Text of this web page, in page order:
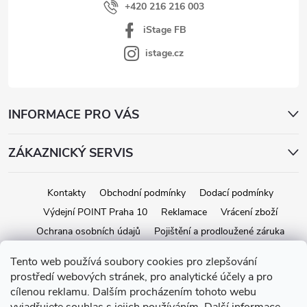
Tento web používá soubory cookies pro zlepšování
prostředí webových stránek, pro analytické účely a pro
cílenou reklamu. Dalším procházením tohoto webu
+420 216 216 003
iStage FB
istage.cz
INFORMACE PRO VÁS
ZÁKAZNICKÝ SERVIS
Kontakty Obchodní podmínky
Dodací podmínky
Výdejní POINT Praha 10
Reklamace
Vrácení zboží
Ochrana osobních údajů
Pojištění a prodloužené záruka
Copyright 2026iStage.cz. Všechna práva vyhrazena.Upravit nastavení
cookies